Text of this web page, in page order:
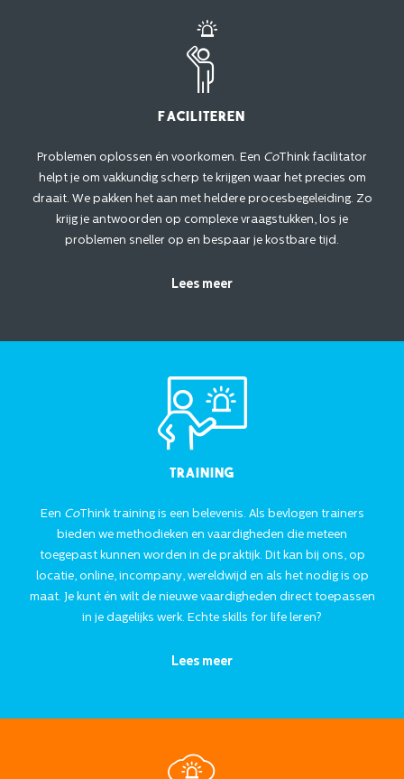
Faciliteren
Problemen oplossen én voorkomen. Een CoThink facilitator
helpt je om vakkundig scherp te krijgen waar het precies om
draait. We pakken het aan met heldere procesbegeleiding. Zo
krijg je antwoorden op complexe vraagstukken, los je
problemen sneller op en bespaar je kostbare tijd.
Lees meer
Training
Een CoThink training is een belevenis. Als bevlogen trainers
bieden we methodieken en vaardigheden die meteen
toegepast kunnen worden in de praktijk. Dit kan bij ons, op
locatie, online, incompany, wereldwijd en als het nodig is op
maat. Je kunt én wilt de nieuwe vaardigheden direct toepassen
in je dagelijks werk. Echte skills for life leren?
Lees meer